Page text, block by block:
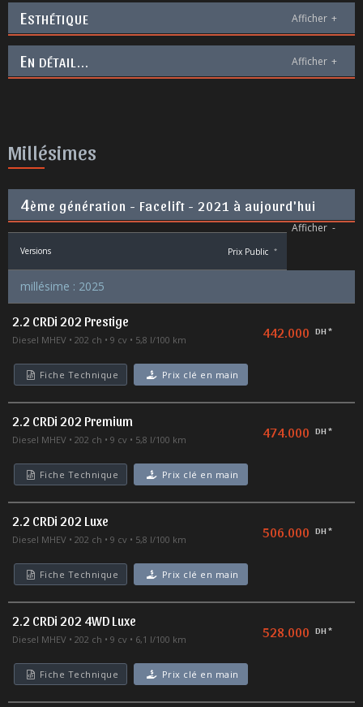
ESTHÉTIQUE Afficher +
EN DÉTAIL... Afficher +
Millésimes
4ème génération - Facelift - 2021 à aujourd'hui
Afficher -
Versions Prix Public *
millésime : 2025
2.2 CRDi 202 Prestige
Diesel MHEV 202 ch 9 cv 5,8 l/100 km 442.000 DH *
Fiche Technique Prix clé en main
2.2 CRDi 202 Premium
Diesel MHEV 202 ch 9 cv 5,8 l/100 km 474.000 DH *
Fiche Technique Prix clé en main
2.2 CRDi 202 Luxe
Diesel MHEV 202 ch 9 cv 5,8 l/100 km 506.000 DH *
Fiche Technique Prix clé en main
2.2 CRDi 202 4WD Luxe
Diesel MHEV 202 ch 9 cv 6,1 l/100 km 528.000 DH *
Fiche Technique Prix clé en main